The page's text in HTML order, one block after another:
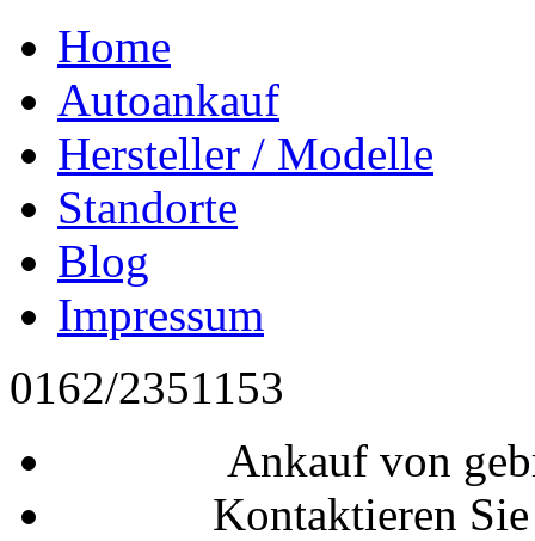
Home
Autoankauf
Hersteller / Modelle
Standorte
Blog
Impressum
0162/2351153
Ankauf von
Kontaktieren